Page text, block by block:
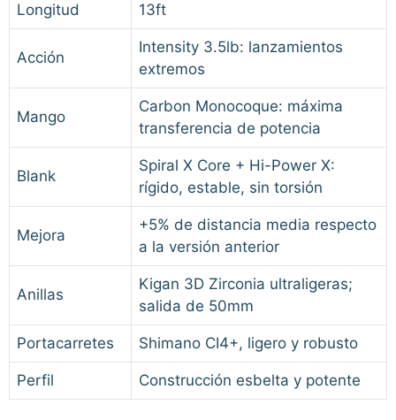
Longitud 13ft
Acción
Intensity 3.5lb: lanzamientos
extremos
Mango
Carbon Monocoque: máxima
transferencia de potencia
Blank
Spiral X Core + Hi-Power X:
rígido, estable, sin torsión
Mejora
+5% de distancia media respecto
a la versión anterior
Anillas
Kigan 3D Zirconia ultraligeras;
salida de 50mm
Portacarretes Shimano CI4+, ligero y robusto
Perfil Construcción esbelta y potente